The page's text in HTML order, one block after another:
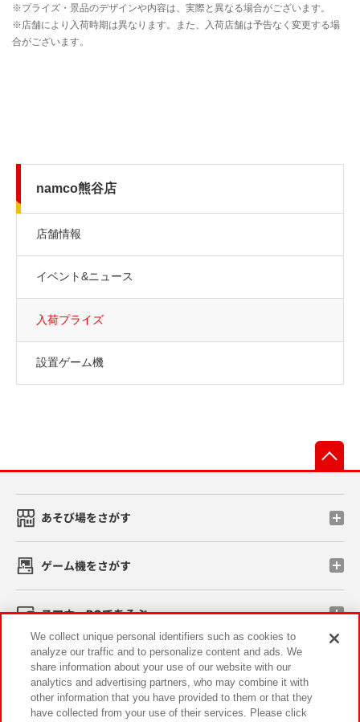
namco熊谷店
店舗情報
イベント&ニュース
入荷プライズ
設置ゲーム機
あそび場をさがす
ゲーム機をさがす
スマホ・PCであそぶ
イベント・キャンペーン
We collect unique personal identifiers such as cookies to
analyze our traffic and to personalize content and ads. We
share information about your use of our website with our
analytics and advertising partners, who may combine it with
other information that you have provided to them or that they
have collected from your use of their services. Please click